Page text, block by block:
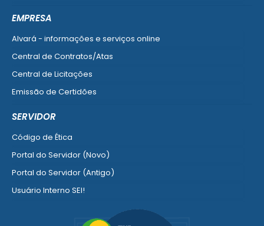
EMPRESA
Alvará - informações e serviços online
Central de Contratos/Atas
Central de Licitações
Emissão de Certidões
SERVIDOR
Código de Ética
Portal do Servidor (Novo)
Portal do Servidor (Antigo)
Usuário Interno SEI!